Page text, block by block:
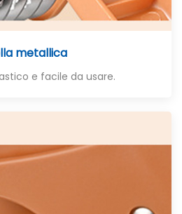
metallica
e facile da usare.